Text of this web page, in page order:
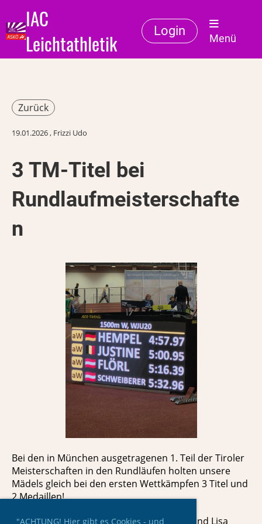
"ACHTUNG! Hier gibt es Cookies - und
IAC
Leichtathletik
Login
Menü
Zurück
19.01.2026, Frizzi Udo
3 TM-Titel bei
Rundlaufmeisterschafte
n
Bei den in München ausgetragenen 1. Teil der Tiroler
Meisterschaften in den Rundläufen holten unsere
Mädels gleich bei den ersten Wettkämpfen 3 Titel und
2 Medaillen!
Lea Flörl holte GOLD über 800m AK+U18 und Lisa